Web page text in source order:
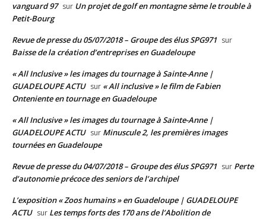
vanguard 97 sur Un projet de golf en montagne sème le trouble à
Petit-Bourg
Revue de presse du 05/07/2018 – Groupe des élus SPG971 sur
Baisse de la création d’entreprises en Guadeloupe
« All Inclusive » les images du tournage à Sainte-Anne |
GUADELOUPE ACTU sur « All inclusive » le film de Fabien
Onteniente en tournage en Guadeloupe
« All Inclusive » les images du tournage à Sainte-Anne |
GUADELOUPE ACTU sur Minuscule 2, les premières images
tournées en Guadeloupe
Revue de presse du 04/07/2018 – Groupe des élus SPG971 sur Perte
d’autonomie précoce des seniors de l’archipel
L’exposition « Zoos humains » en Guadeloupe | GUADELOUPE
ACTU sur Les temps forts des 170 ans de l’Abolition de